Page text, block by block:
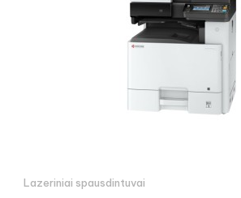
Lazeriniai spausdintuvai